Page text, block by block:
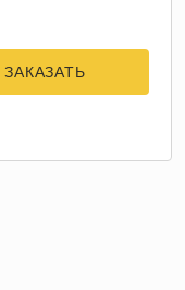
ЗАКАЗАТЬ